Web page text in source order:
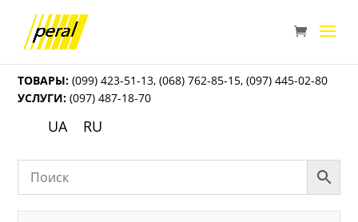
ТОВАРЫ: (099) 423-51-13,(068) 762-85-15,(097) 445-02-80
УСЛУГИ: (097) 487-18-70
UA RU